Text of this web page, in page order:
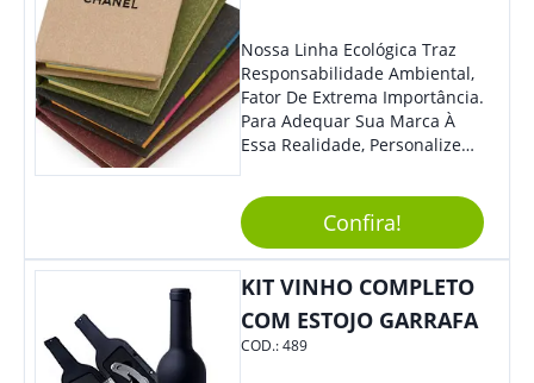
Nossa Linha Ecológica Traz
Responsabilidade Ambiental,
Fator De Extrema Importância.
Para Adequar Sua Marca À
Essa Realidade, Personalize
Anotações Com Post-It E
Caneta. Elaborado A Partir De
Material Reciclado, O Brinde
Também É Prático, Tornando-
Se Assim Excelente Para Uso
Cotidiano. Perfeito, Não É?!
Confira!
KIT VINHO COMPLETO
COM ESTOJO GARRAFA
COD.:489